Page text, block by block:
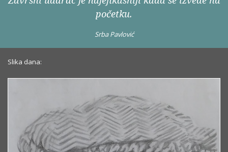
početku.
Srba Pavlović
Slika dana: